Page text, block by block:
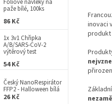
paže bílé, 100ks
86 Kč
1x 3v1 Chřipka
A/B/SARS-CoV-2
výtěrový test
54 Kč
Český NanoRespirátor
FFP2 - Halloween bílá
26 Kč
inovaci
produkt